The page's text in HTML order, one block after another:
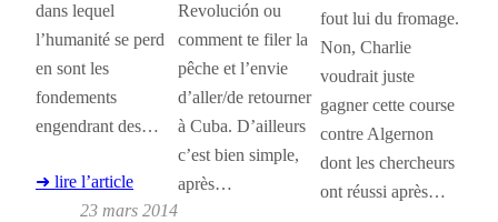
dans lequel
l’humanité se perd
en sont les
fondements
engendrant des…
➜ lire l’article
23 mars 2014
Revolución ou
comment te filer la
pêche et l’envie
d’aller/de retourner
à Cuba. D’ailleurs
c’est bien simple,
après…
fout lui du fromage.
Non, Charlie
voudrait juste
gagner cette course
contre Algernon
dont les chercheurs
ont réussi après…